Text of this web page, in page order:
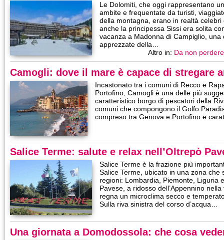
Le Dolomiti, che oggi rappresentano
ambite e frequentate da turisti,
della montagna, erano in realtà celebri
anche la principessa Sissi era solita
vacanza a Madonna di Campiglio,
apprezzate della…
Altro in: Da non perdere
Camogli: dove il mare è capace di stregare
Incastonato tra i comuni di Recco e
Portofino, Camogli è una delle più
caratteristico borgo di pescatori della
comuni che compongono il Golfo
compreso tra Genova e Portofino e
Salice Terme: salute e relax nell’Oltrepò
Salice Terme è la frazione più
Salice Terme, ubicato in una zona che
regioni: Lombardia, Piemonte, Liguria
Pavese, a ridosso dell’Appennino
regna un microclima secco e
Sulla riva sinistra del corso d’acqua…
Una giornata a Domodossola: che cosa